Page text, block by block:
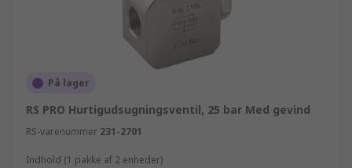
På lager
RS PRO Hurtigudsugningsventil, 25 bar Med gevind
RS-varenummer 231-2701
Indhold (1 pakke af 2 enheder)